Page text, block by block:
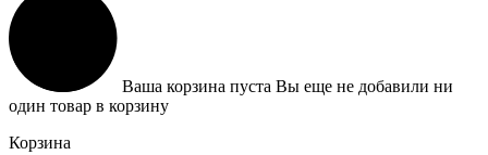
Ваша корзина пуста Вы еще не добавили ни
один товар в корзину
Корзина